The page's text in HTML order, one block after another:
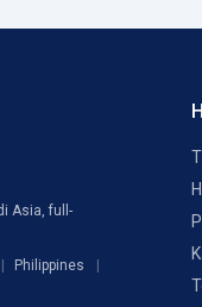
Asia, full-
Philippines